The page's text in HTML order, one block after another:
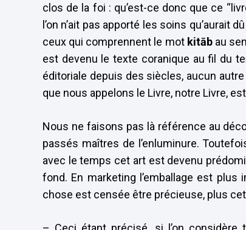
clos de la foi : qu’est-ce donc que ce
l’on n’ait pas apporté les soins
ceux qui comprennent le mot kitābau
est devenu le texte coranique au fil du
éditoriale depuis des siècles, aucun autre
que nous appelons le Livre, notre Livre,
Nous ne faisons pas là référence au
passés maîtres de l’enluminure.
avec le temps cet art est devenu
fond. En marketing l’emballage est
chose est censée être précieuse, plus